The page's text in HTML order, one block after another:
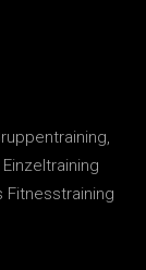
Fitnesstraining